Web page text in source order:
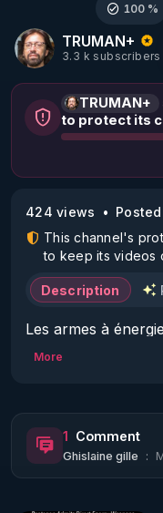
TRUMAN+
3.3 k subscribers
100 %
TRUMAN+
to protect its
424 views
This channel's
to keep its videos
Description
Les armes à
Weapons – DEW)
attaques sur le
destructions
Celles qui
envoient des
More
1 Comment
Ghislaine gille :